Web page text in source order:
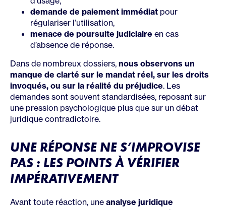
demande de paiement immédiat pour
régulariser l’utilisation,
menace de poursuite judiciaire en cas
d’absence de réponse.
Dans de nombreux dossiers, nous observons un
manque de clarté sur le mandat réel, sur les droits
invoqués, ou sur la réalité du préjudice. Les
demandes sont souvent standardisées, reposant sur
une pression psychologique plus que sur un débat
juridique contradictoire.
UNE RÉPONSE NE S’IMPROVISE
PAS : LES POINTS À VÉRIFIER
IMPÉRATIVEMENT
Avant toute réaction, une analyse juridique